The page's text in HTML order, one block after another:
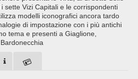
sette Vizi Capitali e le corrispondenti
modelli iconografici ancora tardo
di impostazione con i più antichi
tema e presenti a Giaglione,